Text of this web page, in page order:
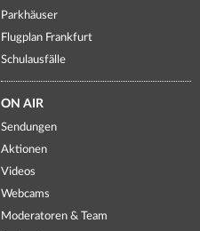
Parkhäuser
Flugplan Frankfurt
Schulausfälle
ON AIR
Sendungen
Aktionen
Videos
Webcams
Moderatoren & Team